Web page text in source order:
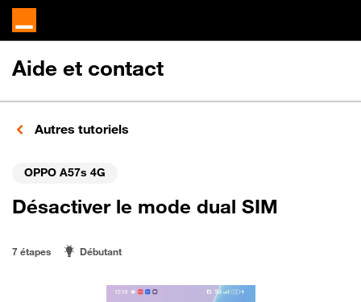
Aide et contact
Autres tutoriels
OPPO A57s 4G
Désactiver le mode dual SIM
7 étapes Débutant